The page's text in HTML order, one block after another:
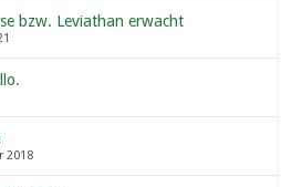
bzw. Leviathan erwacht
2018